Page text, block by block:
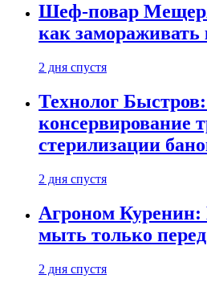
Шеф-повар
как замораживать
2 дня спустя
Технолог
консервирование
стерилизации
2 дня спустя
Агроном
мыть только
2 дня спустя